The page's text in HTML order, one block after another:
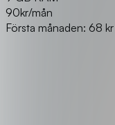
90kr/mån
Första månaden: 68 kr